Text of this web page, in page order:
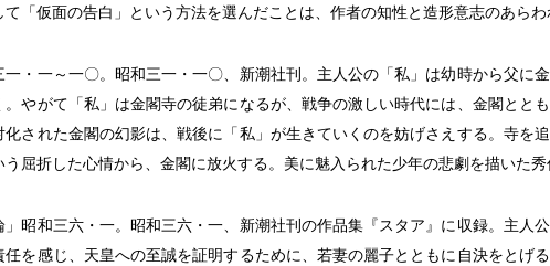
「仮面の告白」という方法を選んだことは、作者の知性と造形意志のあらわ
・一～一〇。昭和三一・一〇、新潮社刊。主人公の「私」は幼時から父に
やがて「私」は金閣寺の徒弟になるが、戦争の激しい時代には、金閣とと
された金閣の幻影は、戦後に「私」が生きていくのを妨げさえする。寺を
屈折した心情から、金閣に放火する。美に魅入られた少年の悲劇を描いた秀
昭和三六・一。昭和三六・一、新潮社刊の作品集『スタア』に収録。主人
を感じ、天皇への至誠を証明するために、若妻の麗子とともに自決をとげ